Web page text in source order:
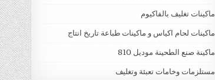
ماكينات تغليف بالفاكيوم
ماكينات لحام اكياس و ماكينات طباعة تاريخ انتاج
ماكينة صنع الطحينة موديل 810
مستلزمات وخامات تعبئة وتغليف